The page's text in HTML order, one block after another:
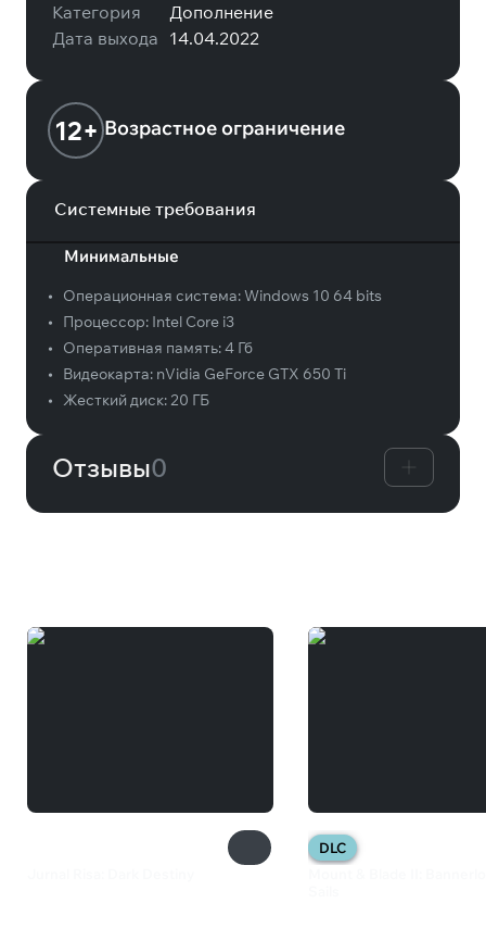
Категория
Дополнение
Дата выхода 14.04.2022
12+ Возрастное ограничение
Системные требования
Минимальные
• Операционная система:Windows 10 64 bits
•
Процессор: Intel Core i3
•
Оперативная память:4 Гб
•
Видеокарта: nVidia GeForce GTX 650 Ti
•
Жесткий диск:20 ГБ
Отзывы0
DLC